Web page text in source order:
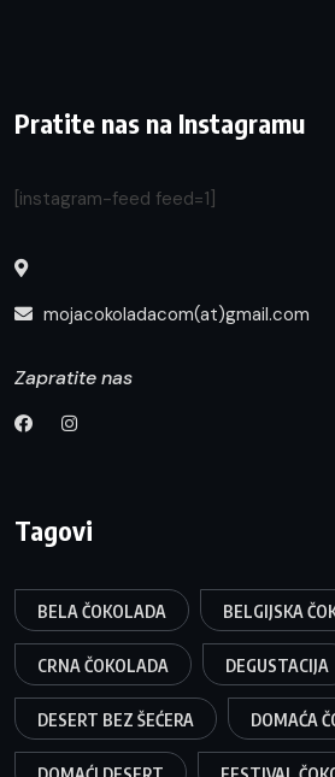
Pratite nas na Instagramu
[instagram-feed feed=1]
mojacokoladacom(at)gmail.com
Zapratite nas
Tagovi
BELA ČOKOLADA BELGIJSKA
CRNA ČOKOLADA DEGUSTACIJA
DESERT BEZ ŠEĆERA DOMAĆA